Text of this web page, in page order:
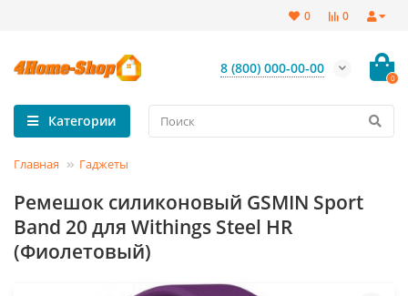
0
0
8 (800) 000-00-00
0
Категории
Главная Гаджеты
Ремешок силиконовый GSMIN Sport
Band 20 для Withings Steel HR
(Фиолетовый)